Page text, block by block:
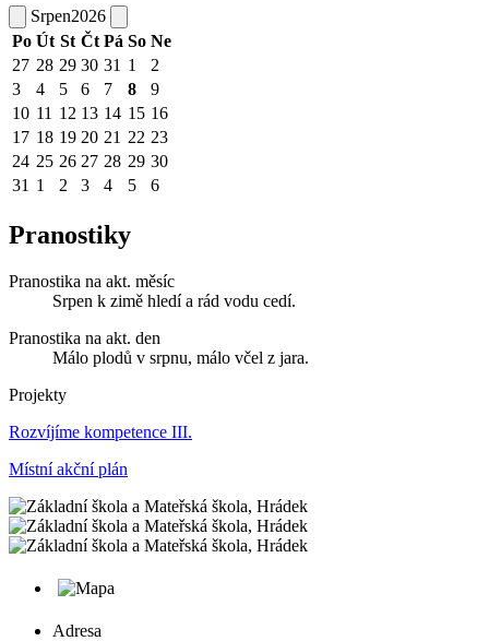
Srpen2026
Po Út St Čt Pá So Ne
27 28 29 30 31 1
2
3
4 5 6 7 8
9
10 11 12 13 14 15 16
17 18 19 20 21 22 23
24 25 26 27 28 29 30
31 1 2 3 4 5 6
Pranostiky
Pranostika na akt. měsíc
Srpen k zimě hledí a rád vodu cedí.
Pranostika na akt. den
Málo plodů v srpnu, málo včel z jara.
Projekty
Rozvíjíme kompetence III.
Místní akční plán
Adresa